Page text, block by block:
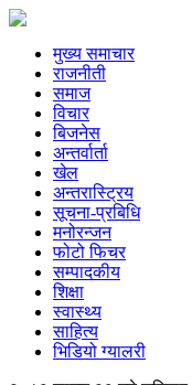
मुख्य समाचार
राजनीती
समाज
विचार
बिजनेस
अन्तर्वार्ता
खेल
अन्तरास्ट्रिय
सूचना-प्रबिधि
मनोरन्जन
फोटो फिचर
सम्पादकीय
शिक्षा
स्वास्थ्य
साहित्य
भिडियो ग्यालरी